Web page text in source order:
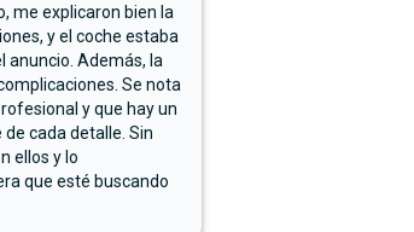
me explicaron bien la
y el coche estaba
anuncio. Además, la
Se nota
y que hay un
cada detalle. Sin
ellos y lo
que esté buscando